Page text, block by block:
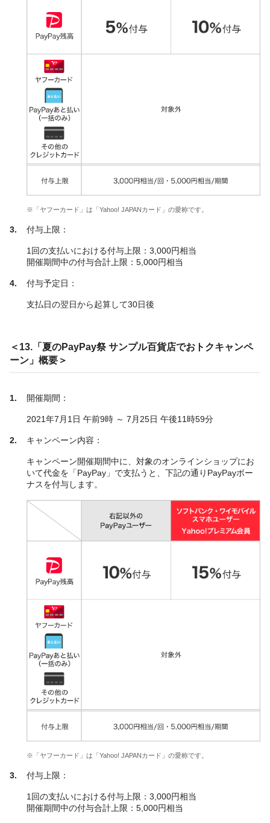
※「ヤフーカード」は「Yahoo! JAPANカード」の愛称です。
付与上限：
1回の支払いにおける付与上限：3,000円相当
開催期間中の付与合計上限：5,000円相当
付与予定日：
支払日の翌日から起算して30日後
＜13.「夏のPayPay祭 サンプル百貨店でおトクキャンペ
ーン」概要＞
開催期間：
2021年7月1日 午前9時 ～ 7月25日 午後11時59分
キャンペーン内容：
キャンペーン開催期間中に、対象のオンラインショップにお
いて代金を「PayPay」で支払うと、下記の通りPayPayボー
ナスを付与します。
※「ヤフーカード」は「Yahoo! JAPANカード」の愛称です。
付与上限：
1回の支払いにおける付与上限：3,000円相当
開催期間中の付与合計上限：5,000円相当